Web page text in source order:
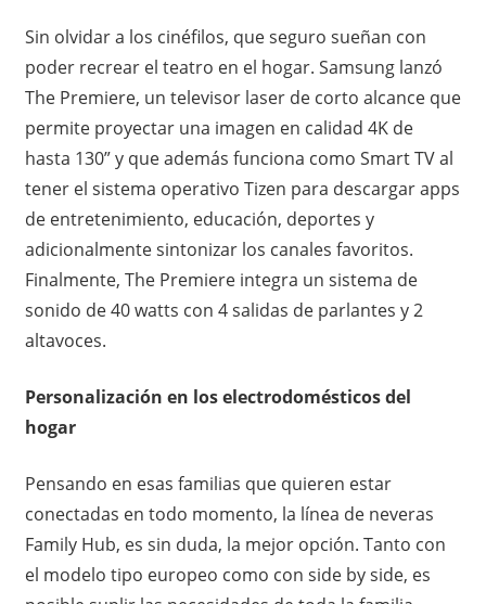
Sin olvidar a los cinéfilos, que seguro sueñan con
poder recrear el teatro en el hogar. Samsung lanzó
The Premiere, un televisor laser de corto alcance que
permite proyectar una imagen en calidad 4K de
hasta 130” y que además funciona como Smart TV al
tener el sistema operativo Tizen para descargar apps
de entretenimiento, educación, deportes y
adicionalmente sintonizar los canales favoritos.
Finalmente, The Premiere integra un sistema de
sonido de 40 watts con 4 salidas de parlantes y 2
altavoces.
Personalización en los electrodomésticos del
hogar
Pensando en esas familias que quieren estar
conectadas en todo momento, la línea de neveras
Family Hub, es sin duda, la mejor opción. Tanto con
el modelo tipo europeo como con side by side, es